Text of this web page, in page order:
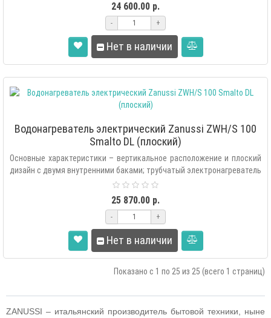
24 600.00 р.
- +
Нет в наличии
Водонагреватель электрический Zanussi ZWH/S 100
Smalto DL (плоский)
Основные характеристики – вертикальное расположение и плоский
дизайн с двумя внутренними баками; трубчатый электронагреватель
25 870.00 р.
- +
Нет в наличии
Показано с 1 по 25 из 25 (всего 1 страниц)
ZANUSSI – итальянский производитель бытовой техники, ныне